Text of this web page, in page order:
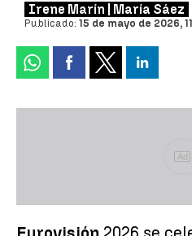
Irene Marín | María Sáez
Publicado: 15 de mayo de 2026,
Ad